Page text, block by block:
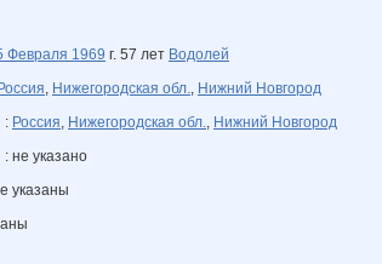
Февраля 1969 г. 57 лет Водолей
Россия, Нижегородская обл., Нижний Новгород
: Россия, Нижегородская обл., Нижний Новгород
не указано
указаны